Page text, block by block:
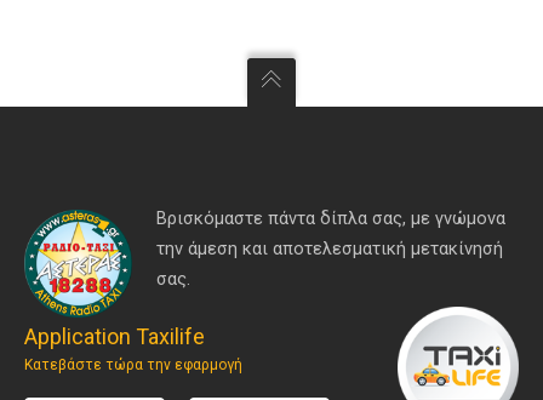
Βρισκόμαστε πάντα δίπλα σας, με γνώμονα
την άμεση και αποτελεσματική μετακίνησή
σας.
Application Taxilife
Κατεβάστε τώρα την εφαρμογή